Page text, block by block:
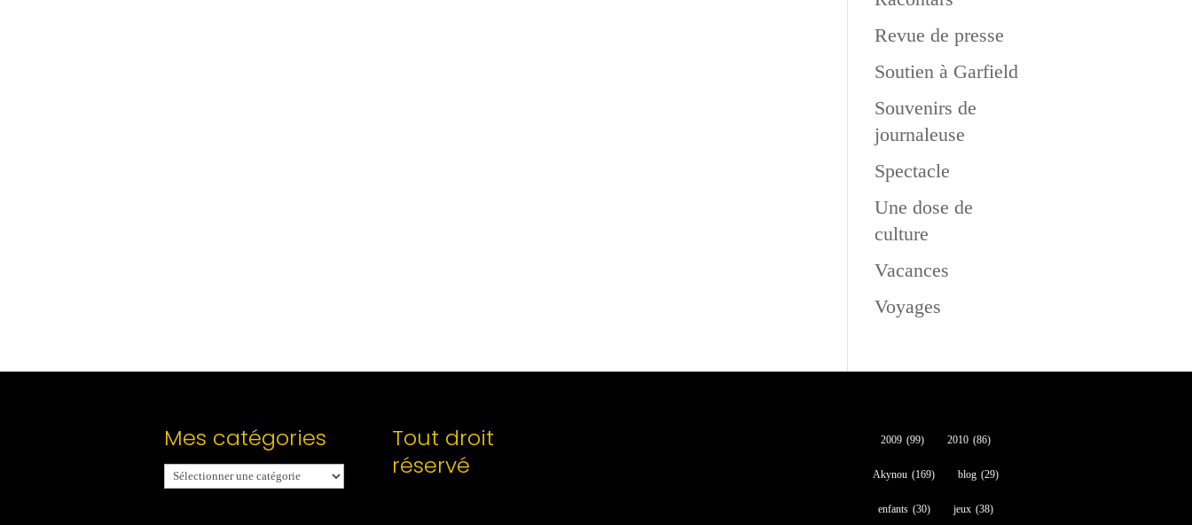
Revue de presse
Soutien à Garfield
Souvenirs de
journaleuse
Spectacle
Une dose de
culture
Vacances
Voyages
Mes catégories
Mes
catégories
Tout droit
réservé
2009 (99) 2010 (86)
Akynou (169) blog (29)
enfants (30) jeux (38)